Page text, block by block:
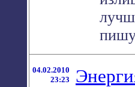
04.02.2010
23:23